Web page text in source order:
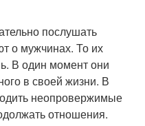
послушать
о мужчинах. То их
В один момент они
в своей жизни. В
неопровержимые
отношения.